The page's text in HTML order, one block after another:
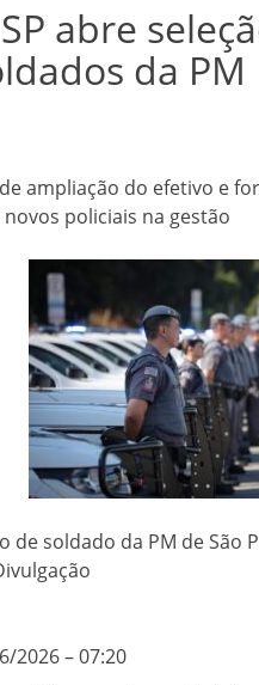
abre
da PM
ampliação do efetivo e
policiais na gestão
de soldado da PM de São
2026 – 07:20